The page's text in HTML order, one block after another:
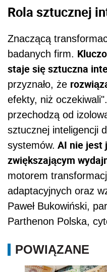
Rola sztucznej
Znaczącą
badanych firm.
staje się sztuczna
przyznało, że
efekty, niż
przechodzą od
sztucznej inteligencji
systemów. AI nie jest
zwiększającym
motorem
adaptacyjnych oraz
Paweł Bukowiński,
Parthenon Polska,
POWIĄZANE